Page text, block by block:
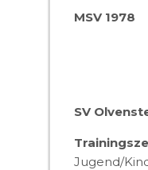
MSV 1978
SV
Jugend/